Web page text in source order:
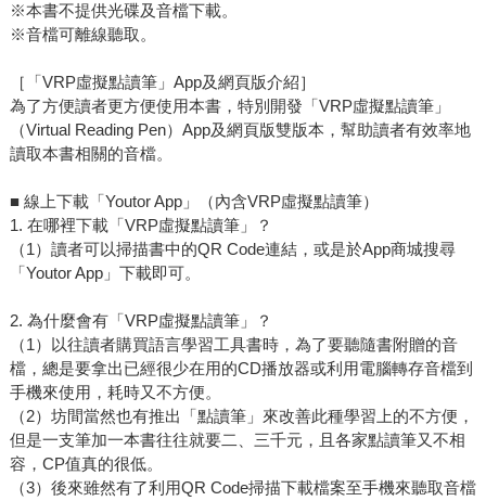
※本書不提供光碟及音檔下載。
※音檔可離線聽取。
［「VRP虛擬點讀筆」App及網頁版介紹］
為了方便讀者更方便使用本書，特別開發「VRP虛擬點讀筆」
（Virtual Reading Pen）App及網頁版雙版本，幫助讀者有效率地
讀取本書相關的音檔。
■ 線上下載「Youtor App」（內含VRP虛擬點讀筆）
1. 在哪裡下載「VRP虛擬點讀筆」？
（1）讀者可以掃描書中的QR Code連結，或是於App商城搜尋
「Youtor App」下載即可。
2. 為什麼會有「VRP虛擬點讀筆」？
（1）以往讀者購買語言學習工具書時，為了要聽隨書附贈的音
檔，總是要拿出已經很少在用的CD播放器或利用電腦轉存音檔到
手機來使用，耗時又不方便。
（2）坊間當然也有推出「點讀筆」來改善此種學習上的不方便，
但是一支筆加一本書往往就要二、三千元，且各家點讀筆又不相
容，CP值真的很低。
（3）後來雖然有了利用QR Code掃描下載檔案至手機來聽取音檔